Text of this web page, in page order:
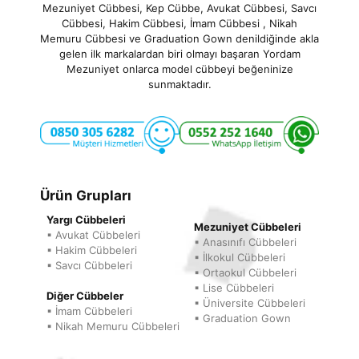
Mezuniyet Cübbesi, Kep Cübbe, Avukat Cübbesi, Savcı
Cübbesi, Hakim Cübbesi, İmam Cübbesi , Nikah
Memuru Cübbesi ve Graduation Gown denildiğinde akla
gelen ilk markalardan biri olmayı başaran Yordam
Mezuniyet onlarca model cübbeyi beğeninize
sunmaktadır.
Ürün Grupları
Yargı Cübbeleri
▪ Avukat Cübbeleri
▪ Hakim Cübbeleri
▪ Savcı Cübbeleri
Diğer Cübbeler
▪ İmam Cübbeleri
▪ Nikah Memuru Cübbeleri
Mezuniyet Cübbeleri
▪ Anasınıfı Cübbeleri
▪ İlkokul Cübbeleri
▪ Ortaokul Cübbeleri
▪ Lise Cübbeleri
▪ Üniversite Cübbeleri
▪ Graduation Gown